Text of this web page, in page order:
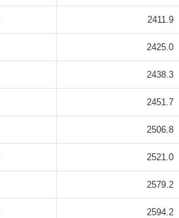
2411.9
2425.0
2438.3
2451.7
2506.8
2521.0
2579.2
2594.2